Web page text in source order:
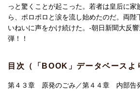
っと驚くことが起こった。若者は皇后に家
ら、ポロポロと涙を流し始めたのだ。両陛
いねいに声をかけ続けた。-朝日新聞大反
弾！！
目次（「BOOK」データベースよ
第４３章 原発のごみ／第４４章 内部告